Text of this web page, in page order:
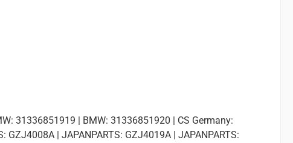
31336851919 | BMW: 31336851920 | CS Germany:
| JAPANPARTS: GZJ4019A | JAPANPARTS: